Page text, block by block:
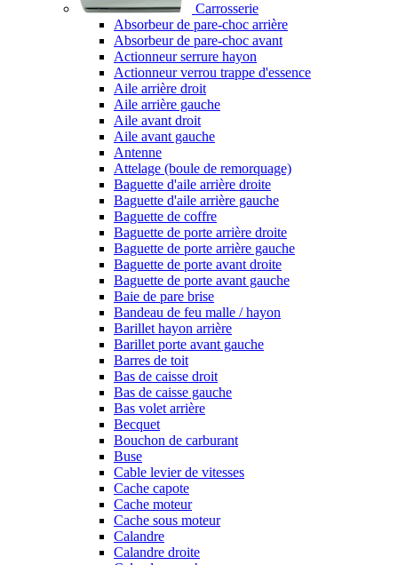
Carrosserie
Absorbeur de pare-choc arrière
Absorbeur de pare-choc avant
Actionneur serrure hayon
Actionneur verrou trappe d'essence
Aile arrière droit
Aile arrière gauche
Aile avant droit
Aile avant gauche
Antenne
Attelage (boule de remorquage)
Baguette d'aile arrière droite
Baguette d'aile arrière gauche
Baguette de coffre
Baguette de porte arrière droite
Baguette de porte arrière gauche
Baguette de porte avant droite
Baguette de porte avant gauche
Baie de pare brise
Bandeau de feu malle / hayon
Barillet hayon arrière
Barillet porte avant gauche
Barres de toit
Bas de caisse droit
Bas de caisse gauche
Bas volet arrière
Becquet
Bouchon de carburant
Buse
Cable levier de vitesses
Cache capote
Cache moteur
Cache sous moteur
Calandre
Calandre droite